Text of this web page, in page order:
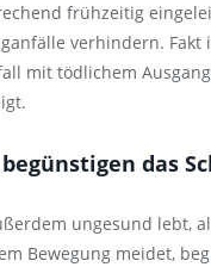
frühzeitig
verhindern. Fakt
mit tödlichem
das
ungesund lebt,
Bewegung meidet,